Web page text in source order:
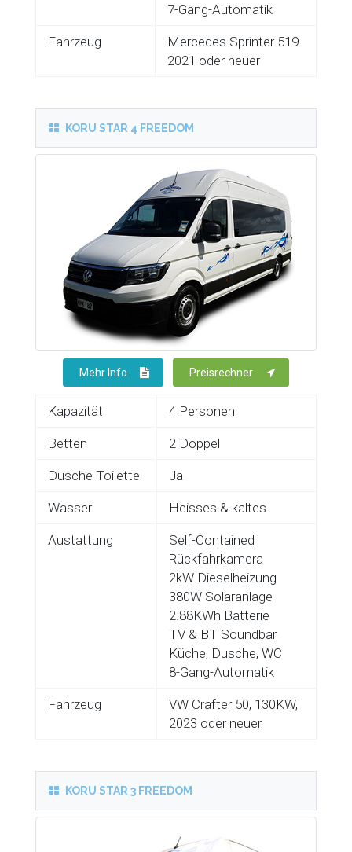
7-Gang-Automatik
Fahrzeug
Mercedes Sprinter 519
2021 oder neuer
KORU STAR 4 FREEDOM
Mehr Info Preisrechner
Kapazität 4 Personen
Betten 2 Doppel
Dusche Toilette Ja
Wasser Heisses & kaltes
Austattung
Self-Contained
Rückfahrkamera
2kW Dieselheizung
380W Solaranlage
2.88KWh Batterie
TV & BT Soundbar
Küche, Dusche, WC
8-Gang-Automatik
Fahrzeug
VW Crafter 50, 130KW,
2023 oder neuer
KORU STAR 3 FREEDOM